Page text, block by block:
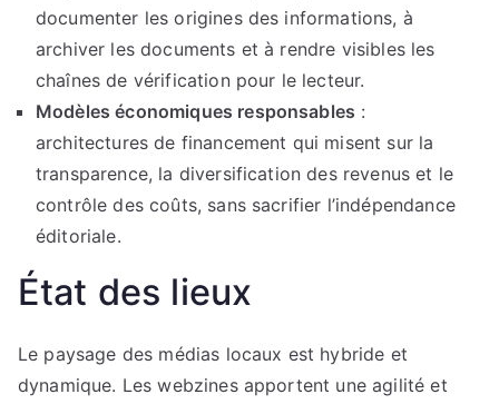
documenter les origines des informations, à
archiver les documents et à rendre visibles les
chaînes de vérification pour le lecteur.
Modèles économiques responsables :
architectures de financement qui misent sur la
transparence, la diversification des revenus et le
contrôle des coûts, sans sacrifier l’indépendance
éditoriale.
État des lieux
Le paysage des médias locaux est hybride et
dynamique. Les webzines apportent une agilité et